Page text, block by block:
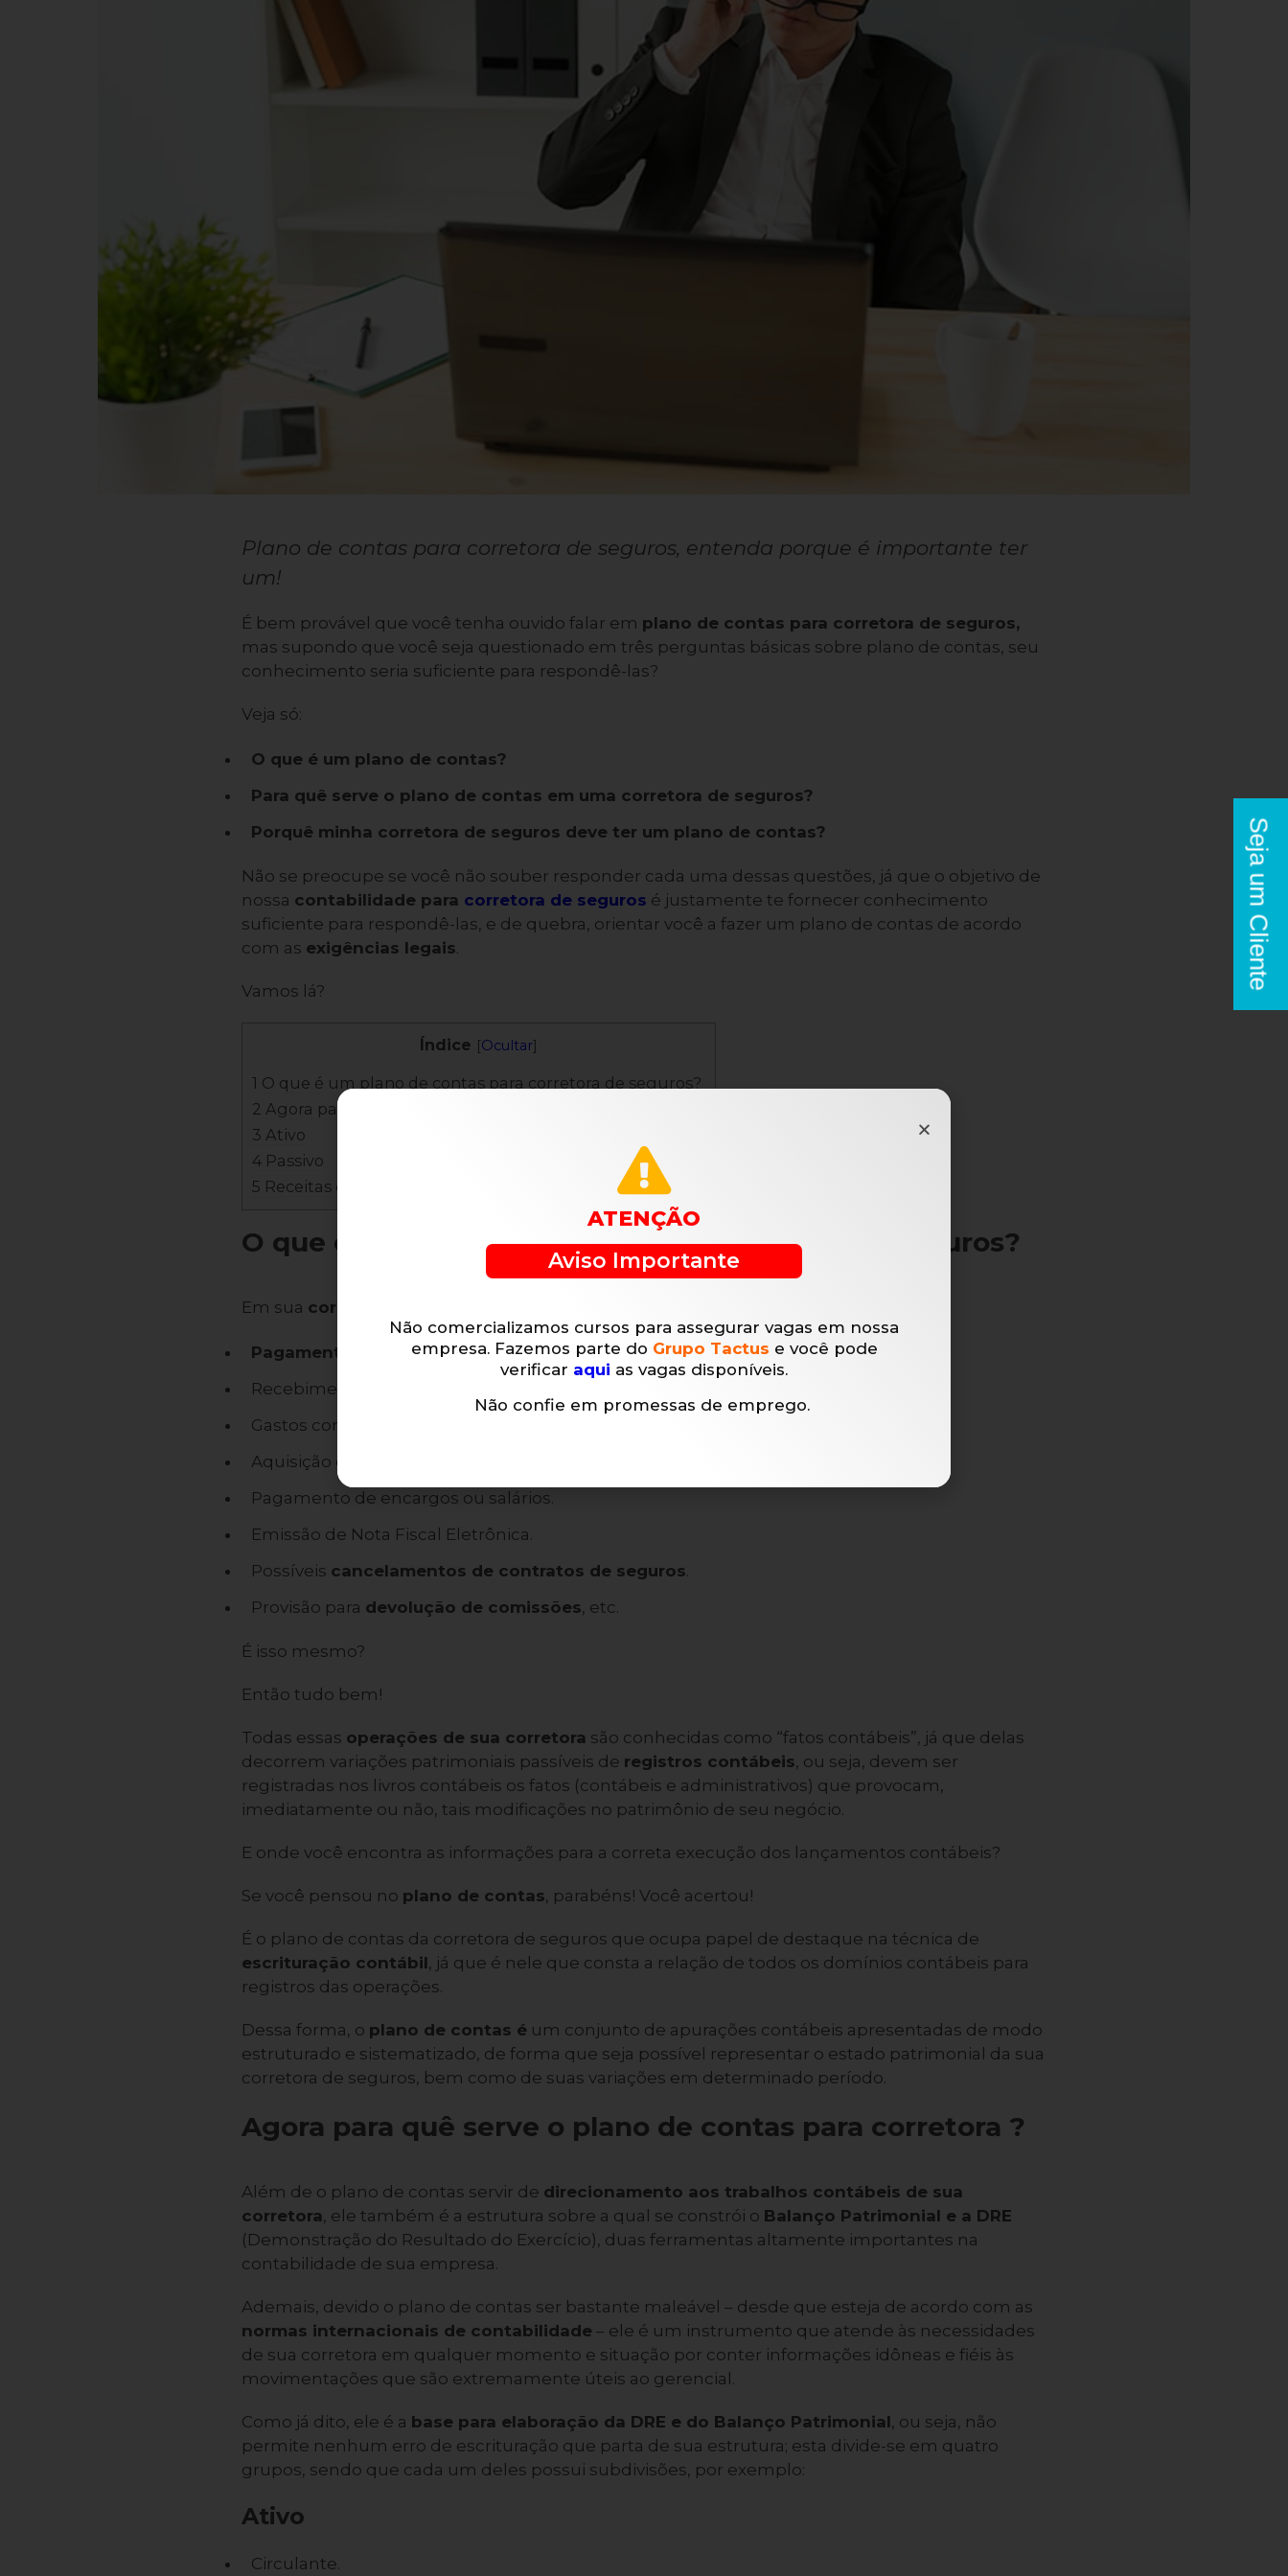
Seja um Cliente
Plano de contas para corretora de seguros, entenda porque é importante ter
um!
É bem provável que você tenha ouvido falar em plano de contas para corretora de seguros,
mas supondo que você seja questionado em três perguntas básicas sobre plano de contas, seu
conhecimento seria suficiente para respondê-las?
Veja só:
O que é um plano de contas?
Para quê serve o plano de contas em uma corretora de seguros?
Porquê minha corretora de seguros deve ter um plano de contas?
Não se preocupe se você não souber responder cada uma dessas questões, já que o objetivo de
nossa contabilidade para corretora de seguros é justamente te fornecer conhecimento
suficiente para respondê-las, e de quebra, orientar você a fazer um plano de contas de acordo
com as exigências legais.
Vamos lá?
Índice [Ocultar]
1 O que é um plano de contas para corretora de seguros?
2 Agora para quê serve o plano de contas para corretora ?
3 Ativo
4 Passivo
5 Receitas e despesas
O que é um plano de contas para corretora de seguros?
Em sua corretora de seguros
Pagamentos de prêmiosde seguros aos segurados.
Recebimento de
Gastos com despesas fixas.
Aquisição de algum ativo permanente.
Pagamento de encargos ou salários.
Emissão de Nota Fiscal Eletrônica.
Possíveis cancelamentos de contratos de seguros.
Provisão para devolução de comissões, etc.
É isso mesmo?
Então tudo bem!
Todas essas operações de sua corretora são conhecidas como “fatos contábeis”, já que delas
decorrem variações patrimoniais passíveis de registros contábeis, ou seja, devem ser
registradas nos livros contábeis os fatos (contábeis e administrativos) que provocam,
imediatamente ou não, tais modificações no patrimônio de seu negócio.
E onde você encontra as informações para a correta execução dos lançamentos contábeis?
Se você pensou no plano de contas, parabéns! Você acertou!
É o plano de contas da corretora de seguros que ocupa papel de destaque na técnica de
escrituração contábil, já que é nele que consta a relação de todos os domínios contábeis para
registros das operações.
Dessa forma, o plano de contas éum conjunto de apurações contábeis apresentadas de modo
estruturado e sistematizado, de forma que seja possível representar o estado patrimonial da sua
corretora de seguros, bem como de suas variações em determinado período.
Agora para quê serve o plano de contas para corretora ?
Além de o plano de contas servir de direcionamento aos trabalhos contábeis de sua
corretora, ele também é a estrutura sobre a qual se constrói o Balanço Patrimonial e a DRE
(Demonstração do Resultado do Exercício), duas ferramentas altamente importantes na
contabilidade de sua empresa.
Ademais, devido o plano de contas ser bastante maleável – desde que esteja de acordo com as
normas internacionais de contabilidade– ele é um instrumento que atende às necessidades
de sua corretora em qualquer momento e situação por conter informações idôneas e fiéis às
movimentações que são extremamente úteis ao gerencial.
Como já dito, ele é a base para elaboração da DRE e do Balanço Patrimonial, ou seja, não
permite nenhum erro de escrituração que parta de sua estrutura; esta divide-se em quatro
grupos, sendo que cada um deles possui subdivisões, por exemplo:
Ativo
Circulante.
ATENÇÃO
Aviso Importante
Não comercializamos cursos para assegurar vagas em nossa
empresa. Fazemos parte do Grupo Tactus e você pode
verificar aqui as vagas disponíveis.
Não confie em promessas de emprego.